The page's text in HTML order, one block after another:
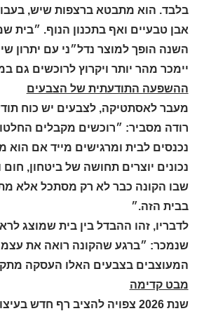
בלבד. הוא מתבטא ברצפות שיש,
אבן טבעיים ואף בתכנון הנוף. ״בית
השנה הופך למוצר נדל״ני עם יתרון
יימכר מהר יותר ויקרוץ לרוכשים גם
ההשפעה התודעתית של הצבעים
מעבר לאסתטיקה, לצבעים יש כוח
רודה מסביר: ״רוכשים מקבלים
נכנסים לבית ומרגישים מייד אם
נכונים יוצרים תחושה של ביטחון,
שבו הקונה כבר לא רק מסתכל אלא
בבית הזה.״
לדבריו, זהו ההבדל בין בית שמוצג
שנמכר: ״ברגע שהקונה רואה את
המעוצבים בצבעים האלו העסקה
מבט קדימה
שנת 2026 צפויה להציב רף חדש